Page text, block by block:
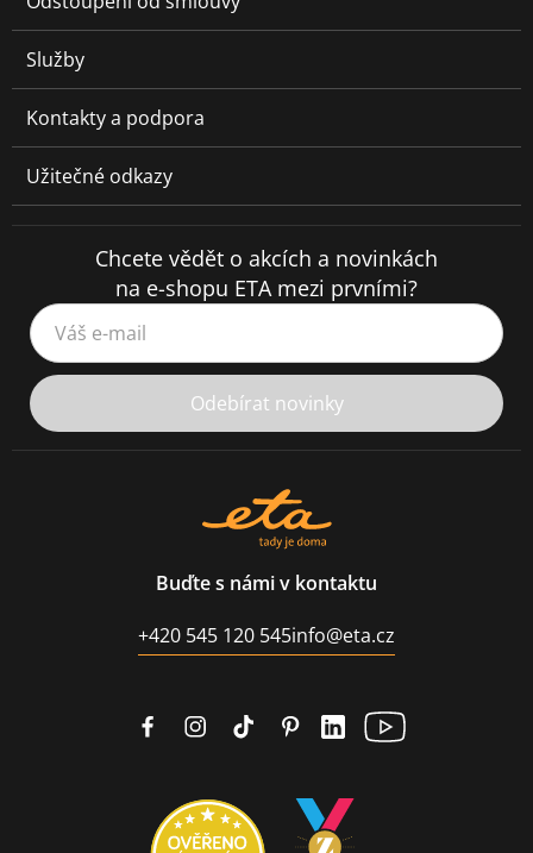
Služby
Kontakty a podpora
Užitečné odkazy
Chcete vědět o akcích a novinkách
na e-shopu ETA mezi prvními?
Váš e-mail
Odebírat novinky
Buďte s námi v kontaktu
+420 545 120 545info@eta.cz